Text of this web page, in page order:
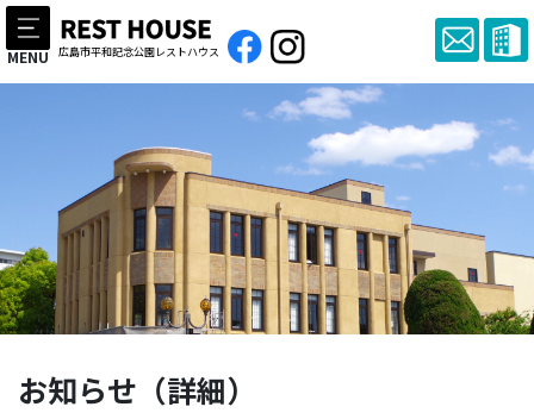
MENU 広島市平和記念公園レストハウス
お知らせ（詳細）